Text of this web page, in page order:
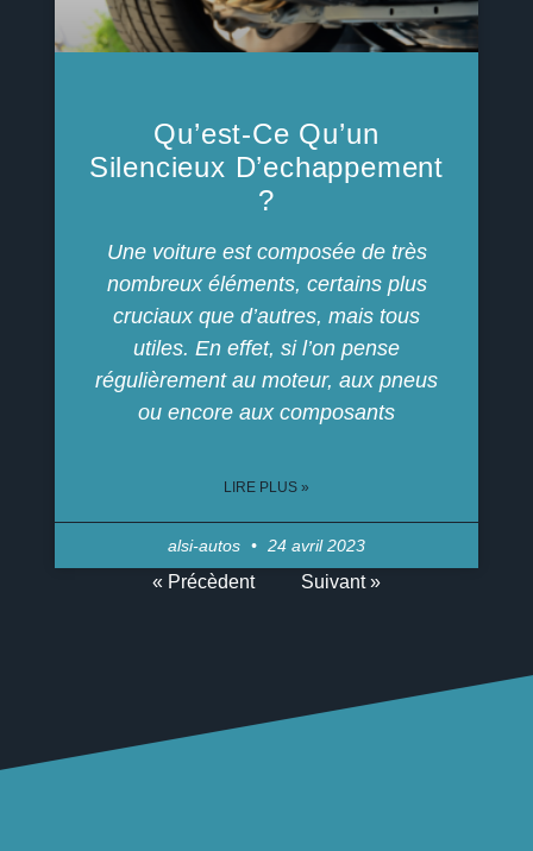
Qu’est-Ce Qu’un
Silencieux D’echappement
?
Une voiture est composée de très
nombreux éléments, certains plus
cruciaux que d’autres, mais tous
utiles. En effet, si l’on pense
régulièrement au moteur, aux pneus
ou encore aux composants
LIRE PLUS »
alsi-autos 24 avril 2023
« Précèdent Suivant »